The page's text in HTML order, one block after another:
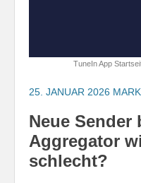
TuneIn App
25. JANUAR 2026
Neue Sender
Aggregator
schlecht?